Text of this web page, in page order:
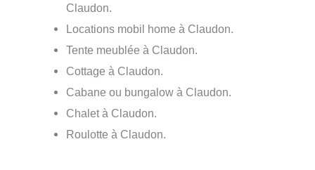
Claudon.
Locations mobil home à Claudon.
Tente meublée à Claudon.
Cottage à Claudon.
Cabane ou bungalow à Claudon.
Chalet à Claudon.
Roulotte à Claudon.